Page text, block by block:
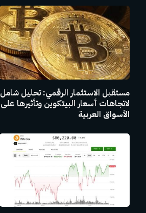
مستقبل الاستثمار الرقمي: تحليل شامل
لاتجاهات أسعار البيتكوين وتأثيرها على
الأسواق العربية